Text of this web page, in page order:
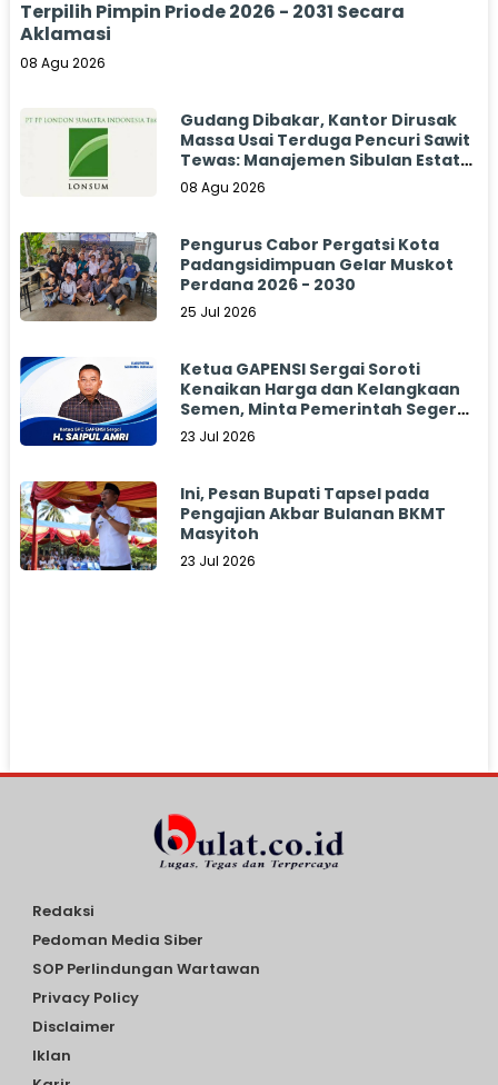
Terpilih Pimpin Priode 2026 - 2031 Secara
Aklamasi
08 Agu 2026
Gudang Dibakar, Kantor Dirusak
Massa Usai Terduga Pencuri Sawit
Tewas: Manajemen Sibulan Estate
Bungkam
08 Agu 2026
Pengurus Cabor Pergatsi Kota
Padangsidimpuan Gelar Muskot
Perdana 2026 - 2030
25 Jul 2026
Ketua GAPENSI Sergai Soroti
Kenaikan Harga dan Kelangkaan
Semen, Minta Pemerintah Segera
Bertindak
23 Jul 2026
Ini, Pesan Bupati Tapsel pada
Pengajian Akbar Bulanan BKMT
Masyitoh
23 Jul 2026
Redaksi
Pedoman Media Siber
SOP Perlindungan Wartawan
Privacy Policy
Disclaimer
Iklan